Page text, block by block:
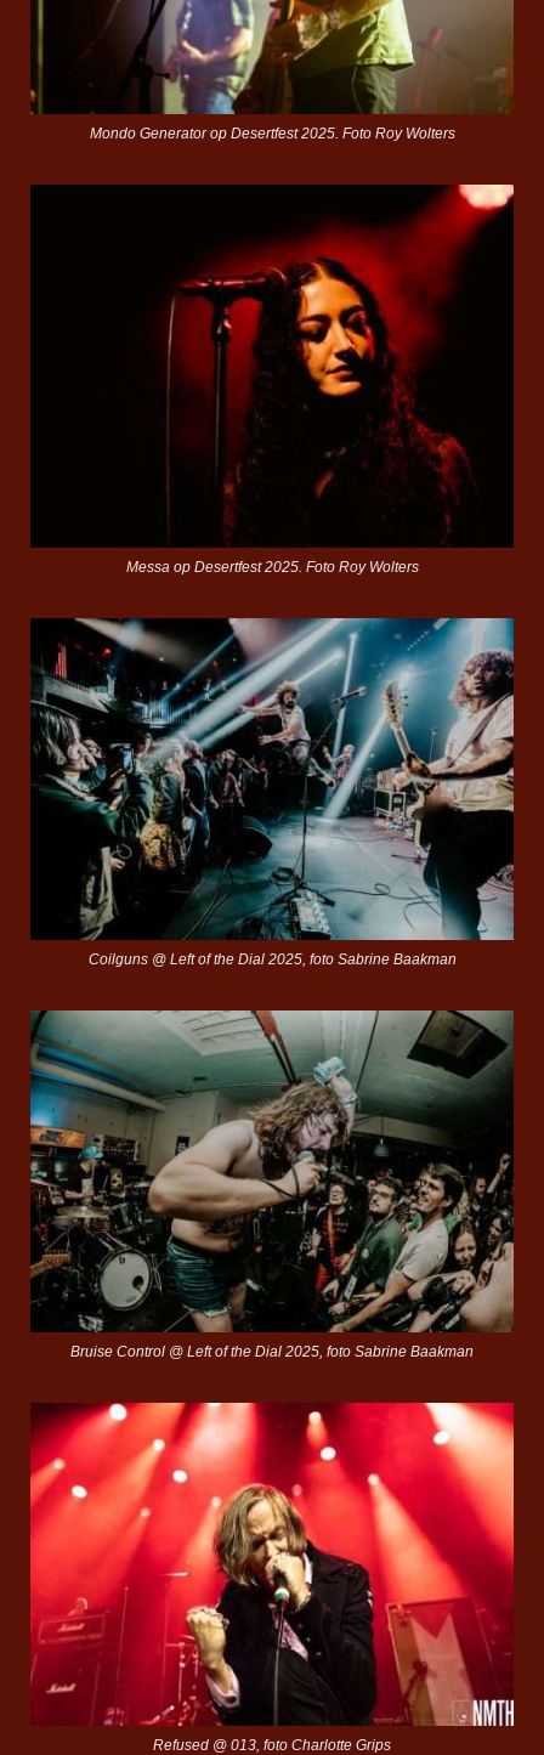
Mondo Generator op Desertfest 2025. Foto Roy Wolters
Messa op Desertfest 2025. Foto Roy Wolters
Coilguns @ Left of the Dial 2025, foto Sabrine Baakman
Bruise Control @ Left of the Dial 2025, foto Sabrine Baakman
Refused @ 013, foto Charlotte Grips